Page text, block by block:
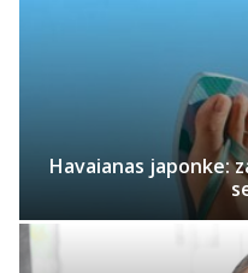
Havaianas japonke: